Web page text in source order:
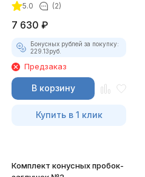
5.0 (2)
7 630 ₽
Бонусных рублей за покупку:
229.13руб.
Предзаказ
В корзину
Купить в 1 клик
Комплект конусных пробок-